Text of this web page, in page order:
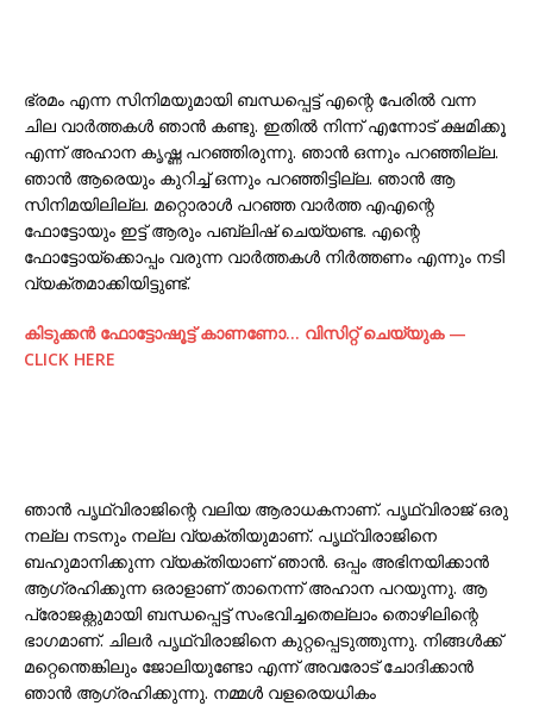
ഭ്രമം എന്ന സിനിമയുമായി ബന്ധപ്പെട്ട് എന്റെ പേരിൽ വന്ന
ചില വാർത്തകൾ ഞാൻ കണ്ടു. ഇതിൽ നിന്ന് എന്നോട് ക്ഷമിക്കൂ
എന്ന് അഹാന കൃഷ്ണ പറഞ്ഞിരുന്നു. ഞാൻ ഒന്നും പറഞ്ഞില്ല.
ഞാൻ ആരെയും കുറിച്ച് ഒന്നും പറഞ്ഞിട്ടില്ല. ഞാൻ ആ
സിനിമയിലില്ല. മറ്റൊരാൾ പറഞ്ഞ വാർത്ത എഎന്റെ
ഫോട്ടോയും ഇട്ട് ആരും പബ്ലിഷ് ചെയ്യണ്ട. എന്റെ
ഫോട്ടോയ്‌ക്കൊപ്പം വരുന്ന വാർത്തകൾ നിര്‍ത്തണം എന്നും നടി
വ്യക്തമാക്കിയിട്ടുണ്ട്.
കിടുക്കന്‍ ഫോട്ടോഷൂട്ട്‌ കാണണോ… വിസിറ്റ് ചെയ്യുക —
CLICK HERE
ഞാൻ പൃഥ്വിരാജിന്റെ വലിയ ആരാധകനാണ്. പൃഥ്വിരാജ് ഒരു
നല്ല നടനും നല്ല വ്യക്തിയുമാണ്. പൃഥ്വിരാജിനെ
ബഹുമാനിക്കുന്ന വ്യക്തിയാണ് ഞാൻ. ഒപ്പം അഭിനയിക്കാൻ
ആഗ്രഹിക്കുന്ന ഒരാളാണ് താനെന്ന് അഹാന പറയുന്നു. ആ
പ്രോജക്റ്റുമായി ബന്ധപ്പെട്ട് സംഭവിച്ചതെല്ലാം തൊഴിലിന്റെ
ഭാഗമാണ്. ചിലർ പൃഥ്വിരാജിനെ കുറ്റപ്പെടുത്തുന്നു. നിങ്ങൾക്ക്
മറ്റെന്തെങ്കിലും ജോലിയുണ്ടോ എന്ന് അവരോട് ചോദിക്കാൻ
ഞാൻ ആഗ്രഹിക്കുന്നു. നമ്മൾ വളരെയധികം